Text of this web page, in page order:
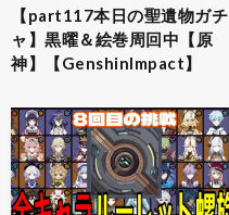
【part117本日の聖遺物ガチ
ャ】黒曜＆絵巻周回中【原
神】【GenshinImpact】